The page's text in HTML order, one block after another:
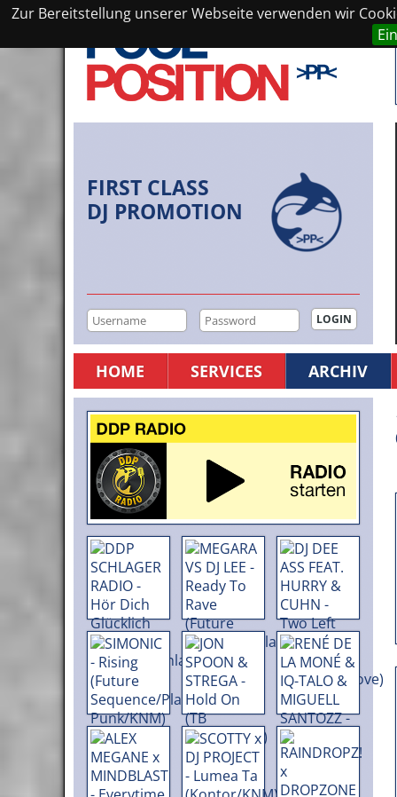
Zur Bereitstellung unserer Webseite verwenden wir
FIRST CLASS
DJ PROMOTION
HOME SERVICES ARCHIV